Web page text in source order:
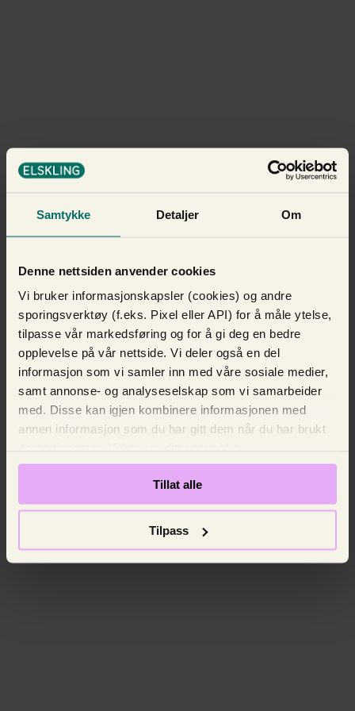
Samtykke Detaljer Om
Denne nettsiden anvender cookies
Vi bruker informasjonskapsler (cookies) og andre
sporingsverktøy (f.eks. Pixel eller API) for å måle ytelse,
tilpasse vår markedsføring og for å gi deg en bedre
opplevelse på vår nettside. Vi deler også en del
informasjon som vi samler inn med våre sosiale medier,
samt annonse- og analyseselskap som vi samarbeider
med. Disse kan igjen kombinere informasjonen med
annen informasjon som du har gitt dem når du har brukt
Tillat alle
Tilpass